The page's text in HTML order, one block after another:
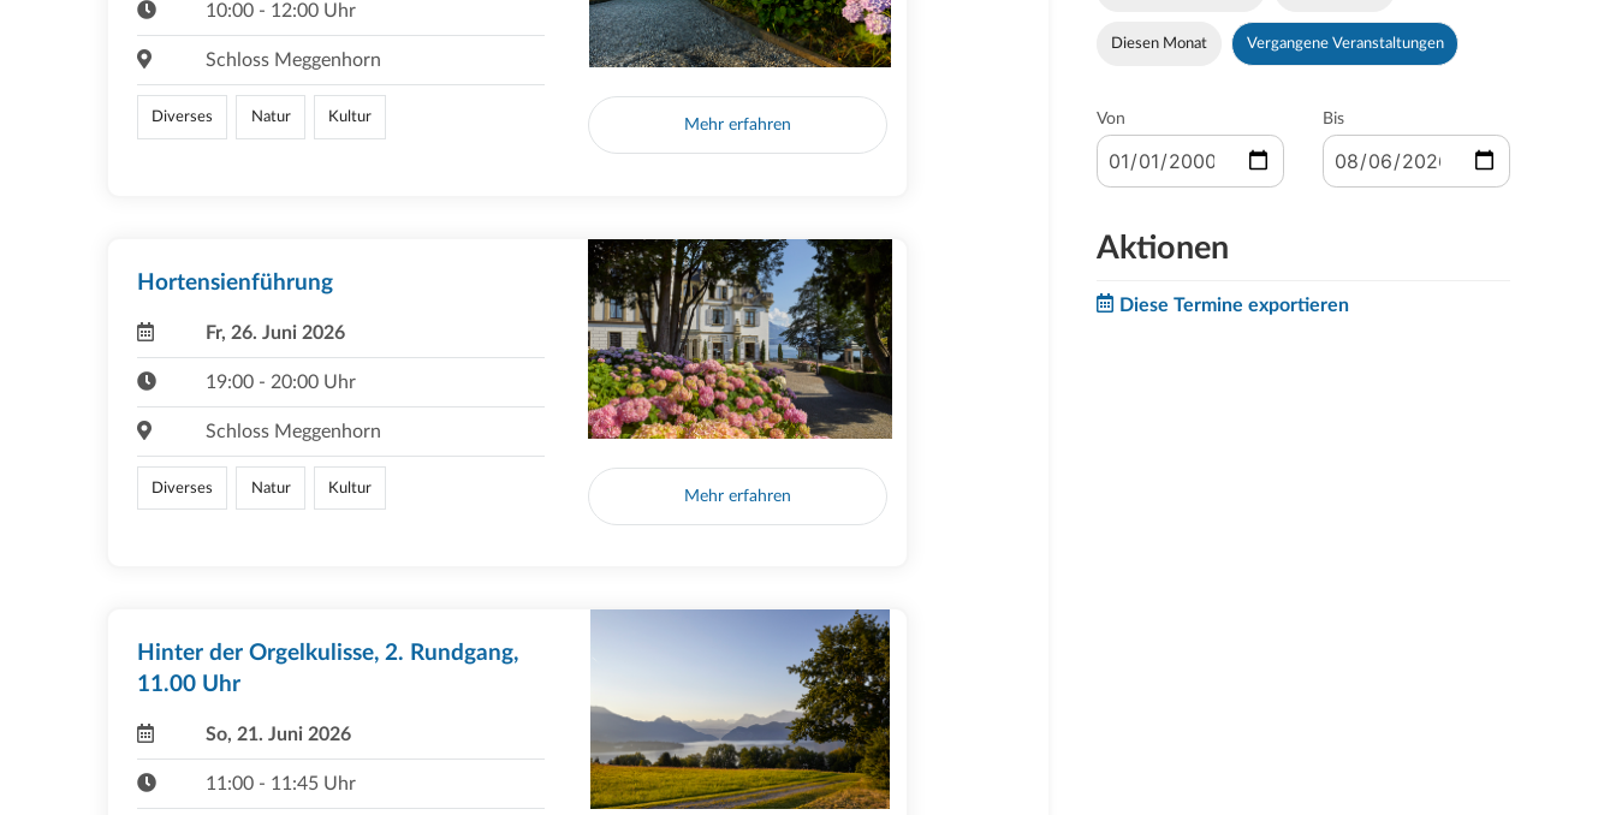
10:00 - 12:00 Uhr
Schloss Meggenhorn
Diverses Natur Kultur Mehr erfahren
Hortensienführung
Fr, 26. Juni 2026
19:00 - 20:00 Uhr
Schloss Meggenhorn
Diverses Natur Kultur Mehr erfahren
Hinter der Orgelkulisse, 2. Rundgang,
11.00 Uhr
So, 21. Juni 2026
11:00 - 11:45 Uhr
Diesen Monat Vergangene Veranstaltungen
Von Bis
Aktionen
Diese Termine exportieren